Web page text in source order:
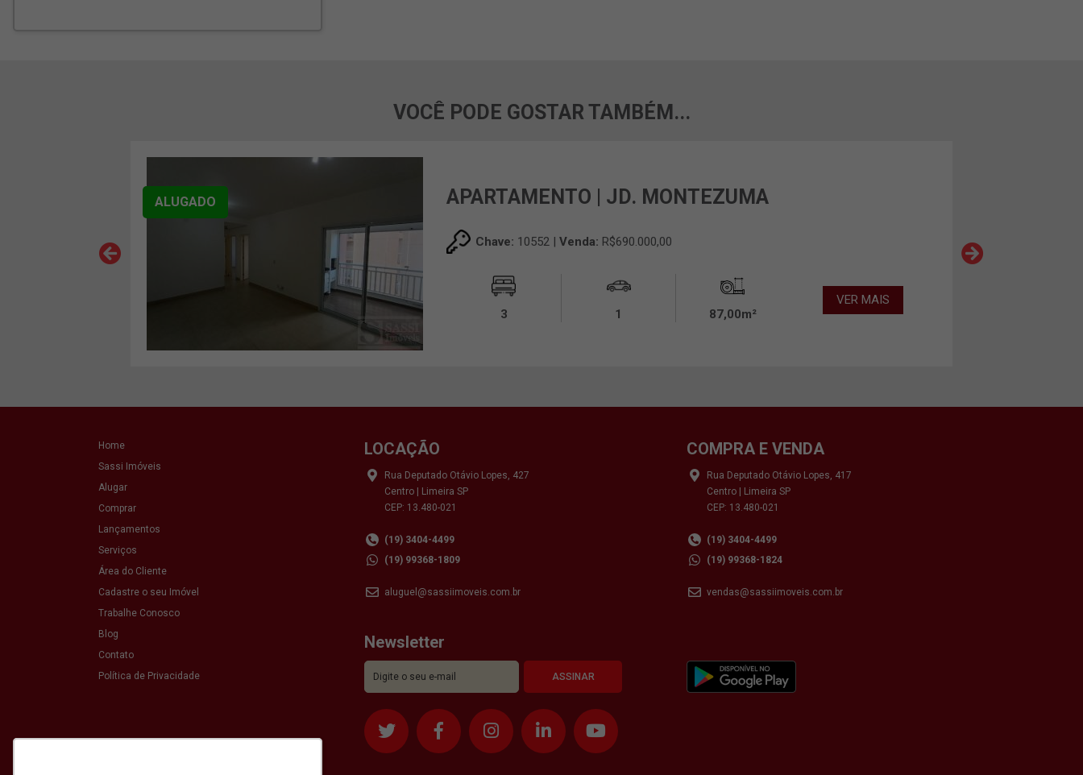
VOCÊ PODE GOSTAR TAMBÉM...
ALUGADO APARTAMENTO | JD. MONTEZUMA
Chave: 10552 |Venda: R$690.000,00
3 1 87,00m²
VER MAIS
Home
Sassi Imóveis
Alugar
Comprar
Lançamentos
Serviços
Área do Cliente
Cadastre o seu Imóvel
Trabalhe Conosco
Blog
Contato
Política de Privacidade
LOCAÇÃO
Rua Deputado Otávio Lopes, 427
Centro | Limeira SP
CEP: 13.480-021
(19) 3404-4499
(19) 99368-1809
aluguel@sassiimoveis.com.br
COMPRA E VENDA
Rua Deputado Otávio Lopes, 417
Centro | Limeira SP
CEP: 13.480-021
(19) 3404-4499
(19) 99368-1824
vendas@sassiimoveis.com.br
Newsletter